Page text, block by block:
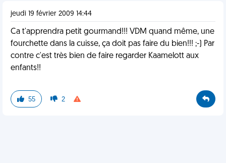
jeudi 19 février 2009 14:44
Ca t'apprendra petit gourmand!!! VDM quand même, une
fourchette dans la cuisse, ça doit pas faire du bien!!! ;-) Par
contre c'est très bien de faire regarder Kaamelott aux
enfants!!
55 2